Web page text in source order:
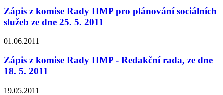
Zápis z komise Rady HMP pro plánování sociálních
služeb ze dne 25. 5. 2011
01.06.2011
Zápis z komise Rady HMP - Redakční rada, ze dne
18. 5. 2011
19.05.2011